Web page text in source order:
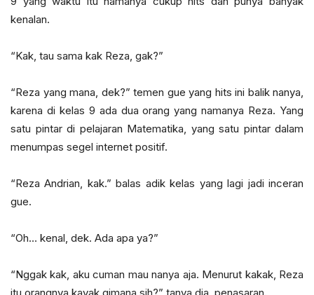
kenalan.
“Kak, tau sama kak Reza, gak?”
“Reza yang mana, dek?” temen gue yang hits ini balik nanya,
karena di kelas 9 ada dua orang yang namanya Reza. Yang
satu pintar di pelajaran Matematika, yang satu pintar dalam
menumpas segel internet positif.
“Reza Andrian, kak.” balas adik kelas yang lagi jadi inceran
gue.
“Oh… kenal, dek. Ada apa ya?”
“Nggak kak, aku cuman mau nanya aja. Menurut kakak, Reza